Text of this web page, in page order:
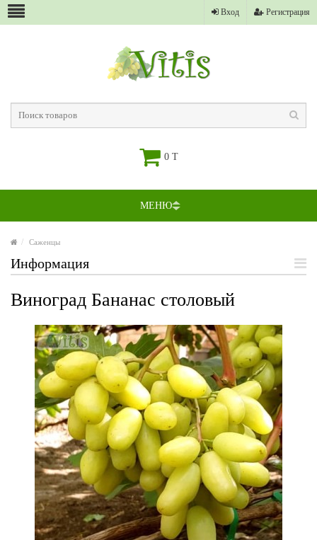
Вход Регистрация
0 T
МЕНЮ
Саженцы
Информация
Виноград Бананас столовый